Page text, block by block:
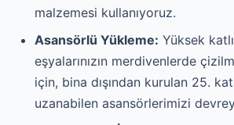
malzemesi kullanıyoruz.
Asansörlü Yükleme: Yüksek
eşyalarınızın merdivenlerde
için, bina dışından kurulan 25.
uzanabilen asansörlerimizi